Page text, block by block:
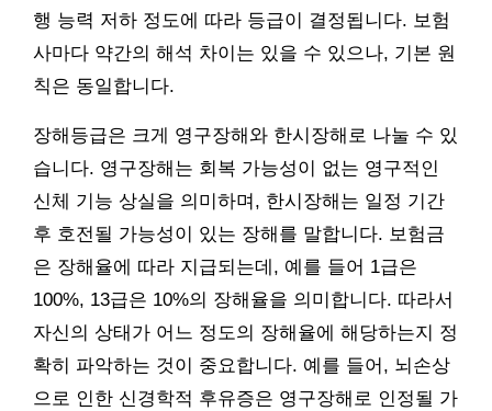
행 능력 저하 정도에 따라 등급이 결정됩니다. 보험
사마다 약간의 해석 차이는 있을 수 있으나, 기본 원
칙은 동일합니다.
장해등급은 크게 영구장해와 한시장해로 나눌 수 있
습니다. 영구장해는 회복 가능성이 없는 영구적인
신체 기능 상실을 의미하며, 한시장해는 일정 기간
후 호전될 가능성이 있는 장해를 말합니다. 보험금
은 장해율에 따라 지급되는데, 예를 들어 1급은
100%, 13급은 10%의 장해율을 의미합니다. 따라서
자신의 상태가 어느 정도의 장해율에 해당하는지 정
확히 파악하는 것이 중요합니다. 예를 들어, 뇌손상
으로 인한 신경학적 후유증은 영구장해로 인정될 가